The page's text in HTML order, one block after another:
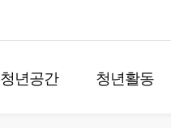
청년공간 청년활동